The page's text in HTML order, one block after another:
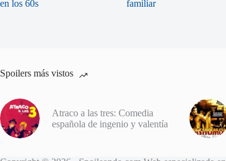
en los 60s
familiar
Spoilers más vistos
Atraco a las tres: Comedia
española de ingenio y valentía